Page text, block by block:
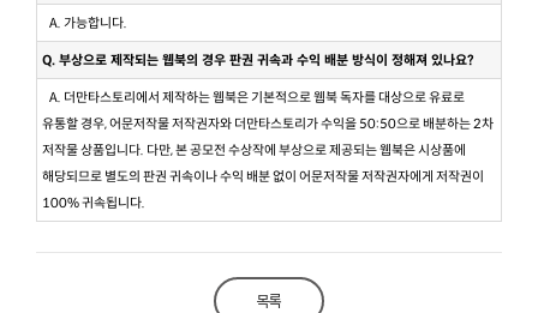
A. 가능합니다.
Q. 부상으로 제작되는 웹북의 경우 판권 귀속과 수익 배분 방식이 정해져 있나요?
A. 더만타스토리에서 제작하는 웹북은 기본적으로 웹북 독자를 대상으로 유료로
유통할 경우, 어문저작물 저작권자와 더만타스토리가 수익을 50:50으로 배분하는 2차
저작물 상품입니다. 다만, 본 공모전 수상작에 부상으로 제공되는 웹북은 시상품에
해당되므로 별도의 판권 귀속이나 수익 배분 없이 어문저작물 저작권자에게 저작권이
100% 귀속됩니다.
목록